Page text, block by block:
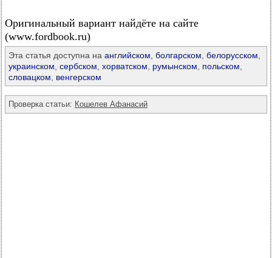
Оригинальный вариант найдёте на сайте
(www.fordbook.ru)
Эта статья доступна на английском болгарском белорусском
украинском сербском хорватском румынском польском
словацком
венгерском
Проверка статьи: Кошелев Афанасий